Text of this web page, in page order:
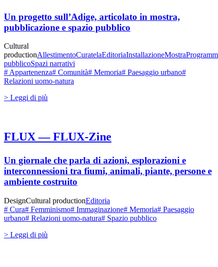
Un progetto sull’Adige, articolato in mostra,
pubblicazione e spazio pubblico
Cultural
productionAllestimentoCuratelaEditoriaInstallazioneMostra
pubblicoSpazi narrativi
# Appartenenza# Comunità# Memoria# Paesaggio urbano#
Relazioni uomo-natura
> Leggi di più
FLUX — FLUX-Zine
Un giornale che parla di azioni, esplorazioni e
interconnessioni tra fiumi, animali, piante, persone e
ambiente costruito
DesignCultural productionEditoria
# Cura# Femminismo# Immaginazione# Memoria# Paesaggio
urbano# Relazioni uomo-natura# Spazio pubblico
> Leggi di più